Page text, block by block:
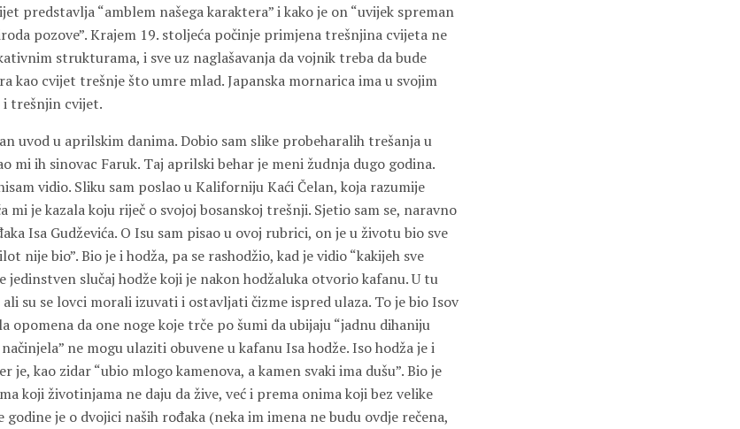
predstavlja “amblem našega karaktera” i kako je on “uvijek spreman
pozove”. Krajem 19. stoljeća počinje primjena trešnjina cvijeta ne
strukturama, i sve uz naglašavanja da vojnik treba da bude
kao cvijet trešnje što umre mlad. Japanska mornarica ima u svojim
i trešnjin cvijet.
uvod u aprilskim danima. Dobio sam slike probeharalih trešanja u
mi ih sinovac Faruk. Taj aprilski behar je meni žudnja dugo godina.
vidio. Sliku sam poslao u KalifornijuKaći Čelan, koja razumije
mi je kazala koju riječ o svojoj bosanskoj trešnji. Sjetio sam se, naravno
Isa Gudževića. O Isu sam pisao u ovoj rubrici, on je u životu bio sve
nije bio”. Bio je i hodža, pa se rashodžio, kad je vidio “kakijeh sve
jedinstven slučaj hodže koji je nakon hodžaluka otvorio kafanu. U tu
ali su se lovci morali izuvati i ostavljati čizme ispred ulaza. To je bio Isov
opomena da one noge koje trče po šumi da ubijaju “jadnu dihaniju
ne mogu ulaziti obuvene u kafanu Isa hodže. Iso hodža je i
je, kao zidar “ubio mlogo kamenova, a kamen svaki ima dušu”. Bio je
koji životinjama ne daju da žive, već i prema onima koji bez velike
godine je o dvojici naših rođaka (neka im imena ne budu ovdje rečena,